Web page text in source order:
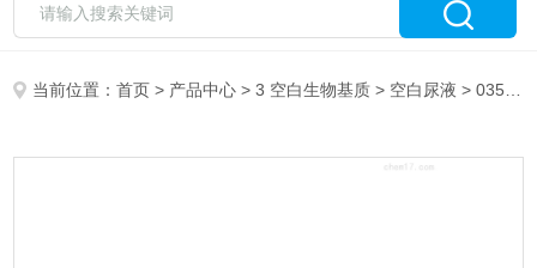
当前位置：首页 > 产品中心 >3 空白生物基质 > 空白尿液 > 0351025-0351028空白恒河猴尿液